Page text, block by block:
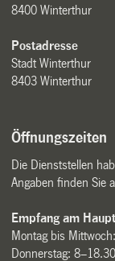
8400 Winterthur
Postadresse
Stadt Winterthur
8403 Winterthur
Öffnungszeiten
Die Dienststellen
Angaben finden Sie
Empfang am
Montag bis
Donnerstag: